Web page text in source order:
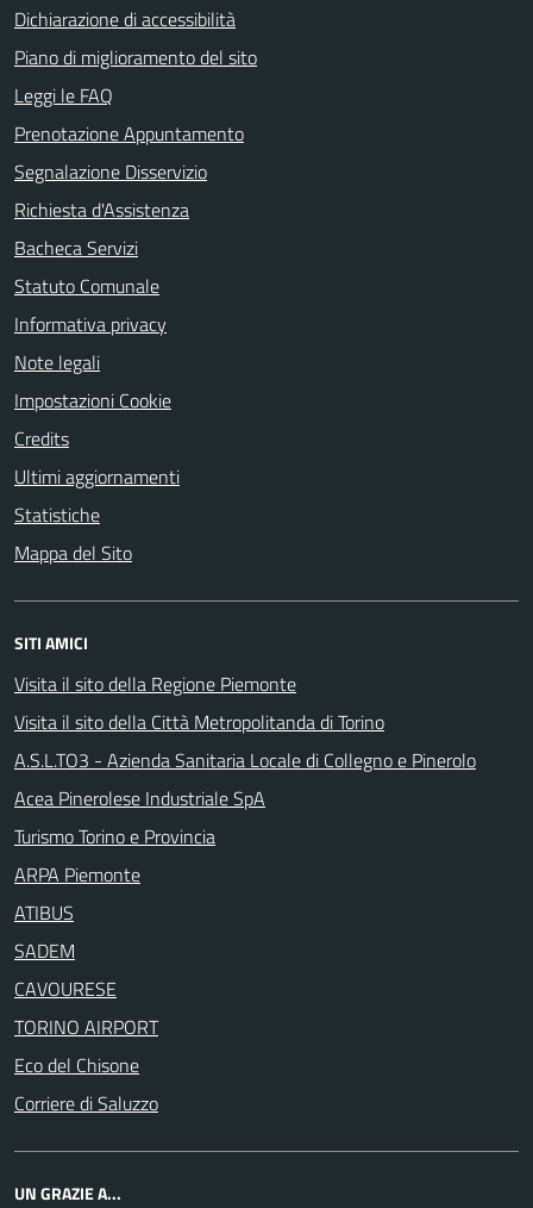
Dichiarazione di accessibilità
Piano di miglioramento del sito
Leggi le FAQ
Prenotazione Appuntamento
Segnalazione Disservizio
Richiesta d'Assistenza
Bacheca Servizi
Statuto Comunale
Informativa privacy
Note legali
Impostazioni Cookie
Credits
Ultimi aggiornamenti
Statistiche
Mappa del Sito
SITI AMICI
Visita il sito della Regione Piemonte
Visita il sito della Città Metropolitanda di Torino
A.S.L.TO3 - Azienda Sanitaria Locale di Collegno e Pinerolo
Acea Pinerolese Industriale SpA
Turismo Torino e Provincia
ARPA Piemonte
ATIBUS
SADEM
CAVOURESE
TORINO AIRPORT
Eco del Chisone
Corriere di Saluzzo
UN GRAZIE A...